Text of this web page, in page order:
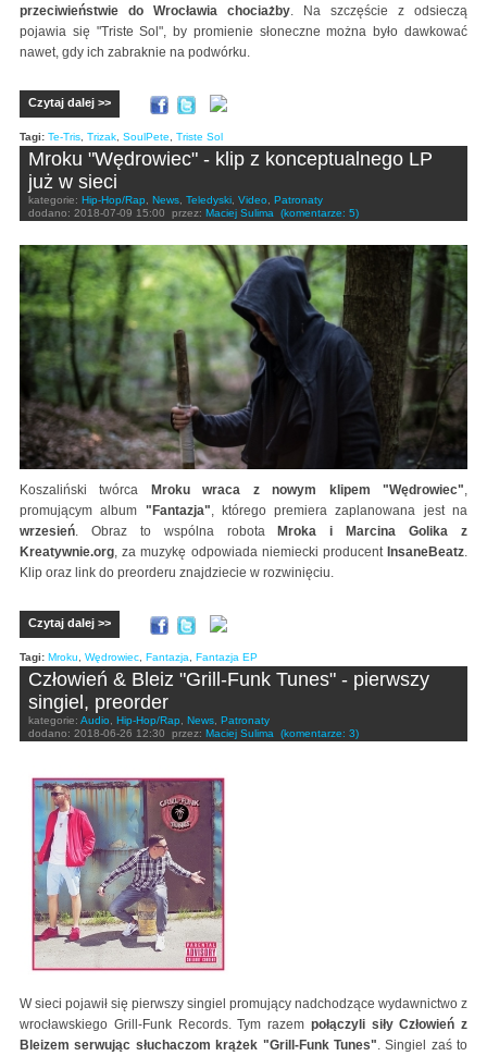
przeciwieństwie do Wrocławia chociażby. Na szczęście z odsieczą
pojawia się "Triste Sol", by promienie słoneczne można było dawkować
nawet, gdy ich zabraknie na podwórku.
Czytaj dalej >>
Tagi: Te-Tris, Trizak, SoulPete, Triste Sol
Mroku "Wędrowiec" - klip z konceptualnego LP
już w sieci
kategorie: Hip-Hop/Rap, News, Teledyski, Video, Patronaty
dodano: 2018-07-09 15:00 przez: Maciej Sulima (komentarze: 5)
Koszaliński twórca Mroku wraca z nowym klipem "Wędrowiec",
promującym album "Fantazja", którego premiera zaplanowana jest na
wrzesień. Obraz to wspólna robota
Mroka i Marcina Golika z
Kreatywnie.org, za muzykę odpowiada niemiecki producentInsaneBeatz.
Klip oraz link do preorderu znajdziecie w rozwinięciu.
Czytaj dalej >>
Tagi: Mroku, Wędrowiec, Fantazja, Fantazja EP
Człowień & Bleiz "Grill-Funk Tunes" - pierwszy
singiel, preorder
kategorie: Audio, Hip-Hop/Rap, News, Patronaty
dodano: 2018-06-26 12:30 przez: Maciej Sulima (komentarze: 3)
W sieci pojawił się pierwszy singiel promujący nadchodzące wydawnictwo z
wrocławskiego Grill-Funk Records. Tym razem połączyli siły Człowień z
Bleizem serwując słuchaczom krążek "Grill-Funk Tunes". Singiel zaś to